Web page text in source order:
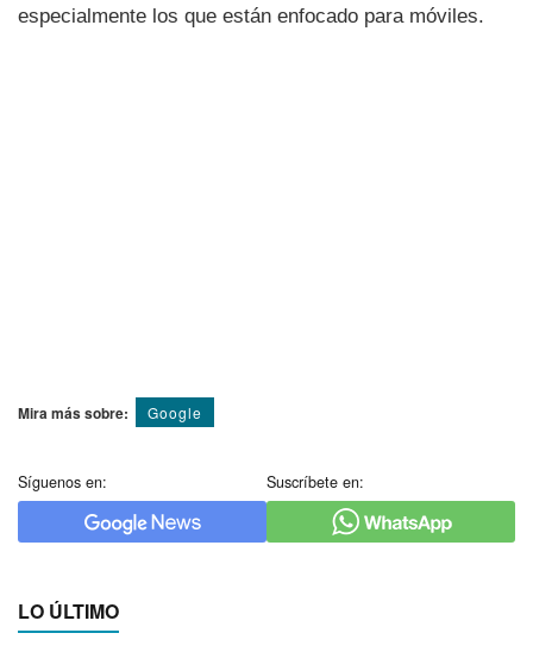
especialmente los que están enfocado para móviles.
Mira más sobre: Google
Síguenos en: Suscríbete en:
LO ÚLTIMO